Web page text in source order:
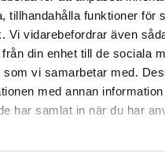
tillhandahålla funktioner för
Vi vidarebefordrar även
din enhet till de sociala
vi samarbetar med.
med annan
har samlat in när du har